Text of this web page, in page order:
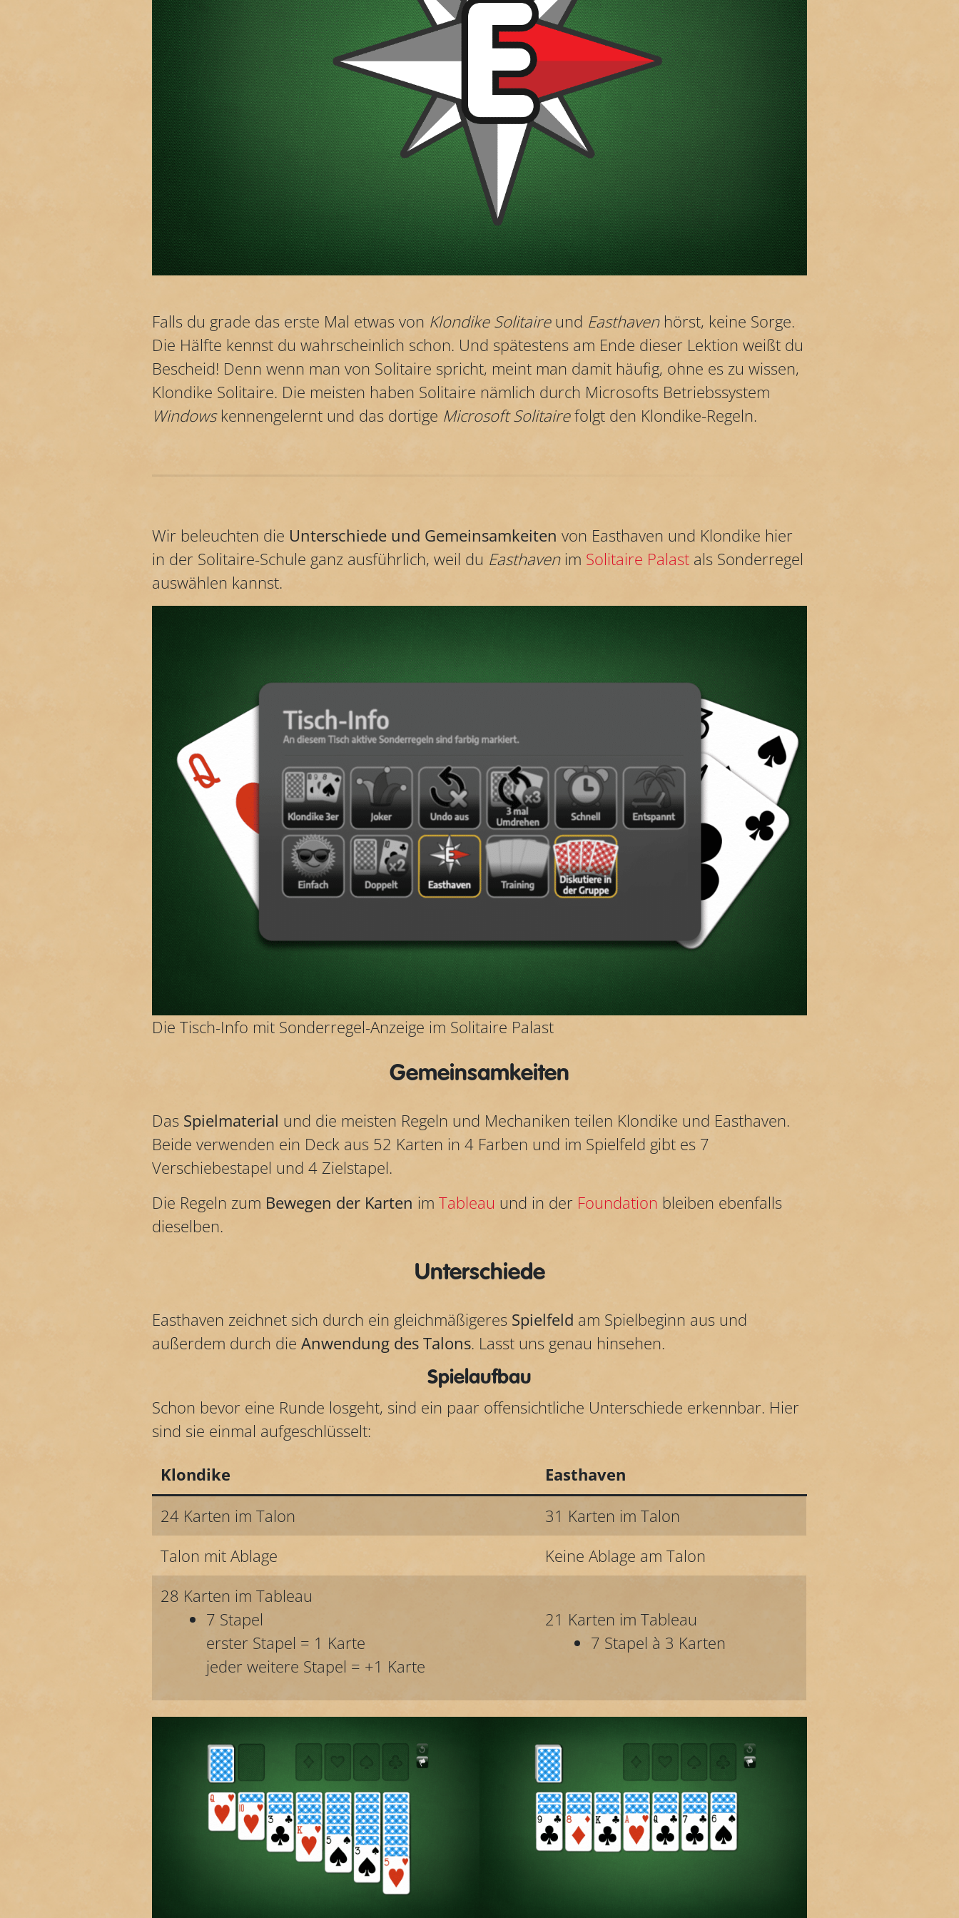
Falls du grade das erste Mal etwas von Klondike Solitaireund Easthavenhörst, keine Sorge.
Die Hälfte kennst du wahrscheinlich schon. Und spätestens am Ende dieser Lektion weißt du
Bescheid! Denn wenn man von Solitaire spricht, meint man damit häufig, ohne es zu wissen,
Klondike Solitaire. Die meisten haben Solitaire nämlich durch Microsofts Betriebssystem
Windowskennengelernt und das dortige Microsoft Solitairefolgt den Klondike-Regeln.
Wir beleuchten die Unterschiede und Gemeinsamkeiten von Easthaven und Klondike hier
in der Solitaire-Schule ganz ausführlich, weil du Easthavenim Solitaire Palast als Sonderregel
auswählen kannst.
Die Tisch-Info mit Sonderregel-Anzeige im Solitaire Palast
Gemeinsamkeiten
Das Spielmaterial und die meisten Regeln und Mechaniken teilen Klondike und Easthaven.
Beide verwenden ein Deck aus 52 Karten in 4 Farben und im Spielfeld gibt es 7
Verschiebestapel und 4 Zielstapel.
Die Regeln zum Bewegen der Karten im Tableau und in der Foundation bleiben ebenfalls
dieselben.
Unterschiede
Easthaven zeichnet sich durch ein gleichmäßigeres Spielfeld am Spielbeginn aus und
außerdem durch die Anwendung des Talons. Lasst uns genau hinsehen.
Spielaufbau
Schon bevor eine Runde losgeht, sind ein paar offensichtliche Unterschiede erkennbar. Hier
sind sie einmal aufgeschlüsselt:
Klondike
Easthaven
24 Karten im Talon
31 Karten im Talon
Talon mit Ablage
Keine Ablage am Talon
28 Karten im Tableau
7 Stapel
erster Stapel = 1 Karte
jeder weitere Stapel = +1 Karte
21 Karten im Tableau
7 Stapel à 3 Karten